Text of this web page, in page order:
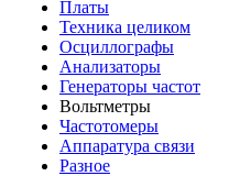
Платы
Техника целиком
Осциллографы
Анализаторы
Генераторы частот
Вольтметры
Частотомеры
Аппаратура связи
Разное